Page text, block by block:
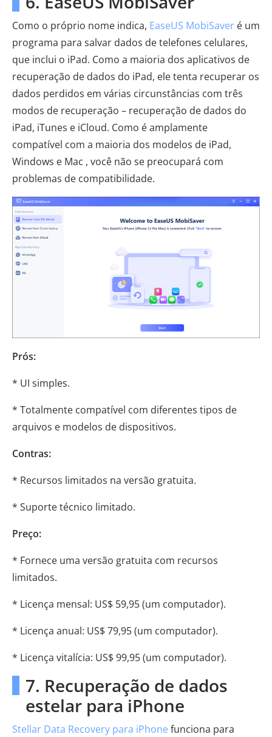
Como o próprio nome indica, EaseUS MobiSaver é um
programa para salvar dados de telefones celulares,
que inclui o iPad. Como a maioria dos aplicativos de
recuperação de dados do iPad, ele tenta recuperar os
dados perdidos em várias circunstâncias com três
modos de recuperação – recuperação de dados do
iPad, iTunes e iCloud. Como é amplamente
compatível com a maioria dos modelos de iPad,
Windows e Mac , você não se preocupará com
problemas de compatibilidade.
Prós:
* UI simples.
* Totalmente compatível com diferentes tipos de
arquivos e modelos de dispositivos.
Contras:
* Recursos limitados na versão gratuita.
* Suporte técnico limitado.
Preço:
* Fornece uma versão gratuita com recursos
limitados.
* Licença mensal: US$ 59,95 (um computador).
* Licença anual: US$ 79,95 (um computador).
* Licença vitalícia: US$ 99,95 (um computador).
7. Recuperação de dados
estelar para iPhone
Stellar Data Recovery para iPhone funciona para